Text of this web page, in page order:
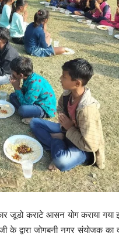
जूडो कराटे आसन योग कराया
के द्वारा जोगबनी नगर संयोजक का